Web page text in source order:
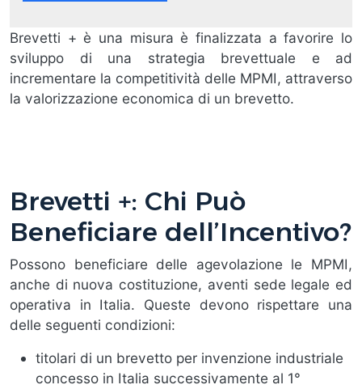
Brevetti + è una misura è finalizzata a favorire lo
sviluppo di una strategia brevettuale e ad
incrementare la competitività delle MPMI, attraverso
la valorizzazione economica di un brevetto.
Brevetti +: Chi Può
Beneficiare dell’Incentivo?
Possono beneficiare delle agevolazione le MPMI,
anche di nuova costituzione, aventi sede legale ed
operativa in Italia. Queste devono rispettare una
delle seguenti condizioni:
titolari di un brevetto per invenzione industriale
concesso in Italia successivamente al 1°